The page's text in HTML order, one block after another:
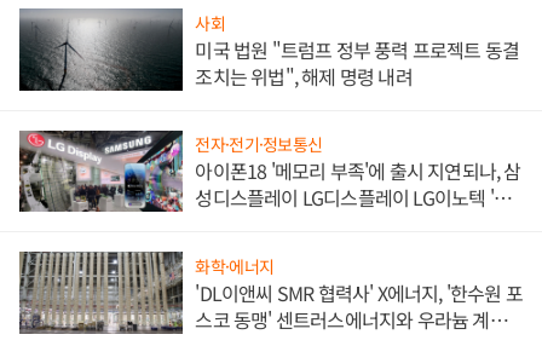
사회
미국 법원 "트럼프 정부 풍력 프로젝트 동결
조치는 위법", 해제 명령 내려
전자·전기·정보통신
아이폰18 '메모리 부족'에 출시 지연되나, 삼
성디스플레이 LG디스플레이 LG이노텍 '탈
화학·에너지
'DL이앤씨 SMR 협력사' X에너지, '한수원 포
스코 동맹' 센트러스에너지와 우라늄 계약